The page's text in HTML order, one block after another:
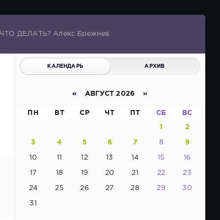
ДЕЛАТЬ? Алекс Брежнев
КАЛЕНДАРЬ АРХИВ
« АВГУСТ 2026 »
ПН ВТ СР ЧТ ПТ СБ ВС
1 2
3 4 5 6 7 8 9
10 11 12 13 14 15 16
17 18 19 20 21 22 23
24 25 26 27 28 29 30
31